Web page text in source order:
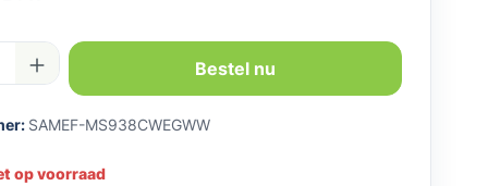
Voer de gewenste
Bestel nu
SAMEF-MS938CWEGWW
op voorraad